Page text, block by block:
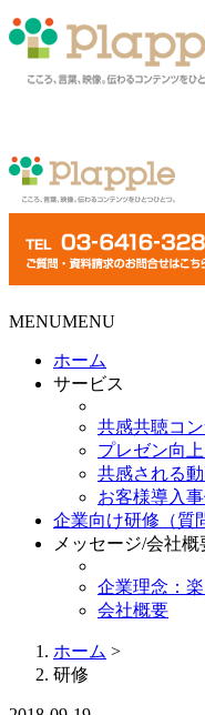
MENUMENU
ホーム
サービス
共感共聴コ
プレゼン向
共感される
お客様導入
企業向け研修（質
メッセージ/会社概
企業理念：
会社概要
ホーム >
研修